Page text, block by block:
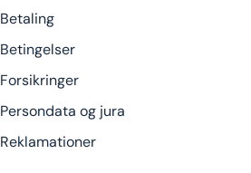
Betaling
Betingelser
Forsikringer
Persondata og jura
Reklamationer